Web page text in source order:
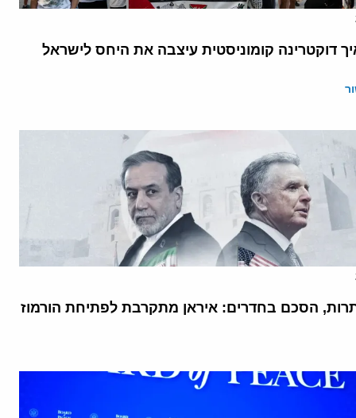
דוקטרינה קומוניסטית עיצבה את היחס לישראל
הסכם בחדרים: איראן מתקרבת לפתיחת הורמוז